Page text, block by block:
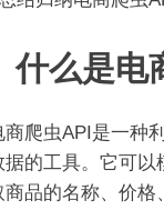
什么是电
虫API是一种利
据的工具。它可
商品的名称、价